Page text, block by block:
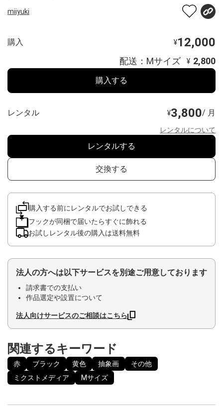
miiyuki
購入 ¥12,000
配送：Mサイズ ¥ 2,800
購入する
レンタル ¥3,800/ 月
レンタルについて
レンタルする
交換する
購入する前にレンタルでお試しできる
フックが同梱で届いたらすぐに飾れる
お試しレンタル後の購入は送料無料
法人の方へは以下サービスを別途ご用意しております
請求書での支払い
作品選定や設置について
法人向けサービスのご相談はこちら
関連するキーワード
赤 ブラック 黄色 抽象画
その他
ミクストメディア
Mサイズ